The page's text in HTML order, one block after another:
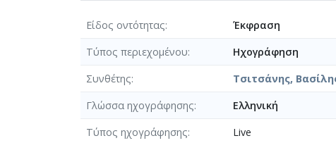
Είδος οντότητας
Έκφραση
Τύπος περιεχομένου
Ηχογράφηση
Συνθέτης
Τσιτσάνης,
Γλώσσα ηχογράφησης
Ελληνική
Τύπος ηχογράφησης
Live